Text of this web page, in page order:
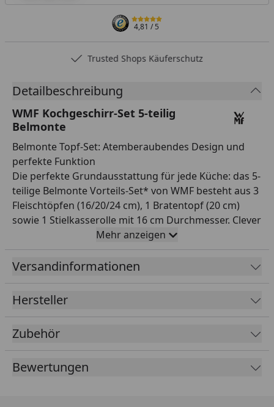
4,81/ 5
Trusted Shops Käuferschutz
Detailbeschreibung
WMF Kochgeschirr-Set 5-teilig
Belmonte
Belmonte Topf-Set: Atemberaubendes Design und
perfekte Funktion
Die perfekte Grundausstattung für jede Küche: das 5-
teilige Belmonte Vorteils-Set* von WMF besteht aus 3
Fleischtöpfen (16/20/24 cm), 1 Bratentopf (20 cm)
sowie 1 Stielkasserolle mit 16 cm Durchmesser. Clever
vereint Belmonte hohe Funktionalität mit feiner und
eleganter Linienführung zu einem praktischen
Kochgeschirr, das mit seinen polierten Oberflächen
Töpfe verfügen über den TransTherm®-Allherdboden
und ermöglichen damit dank optimaler
energiesparendes Kochen auf jedem Herd - inklusive
Induktion. Die hitzebeständigen Glasdeckel erlauben
jederzeit einen Blick ins Topfinnere, der breite
Mehr anzeigen
Versandinformationen
Hersteller
Zubehör
Bewertungen